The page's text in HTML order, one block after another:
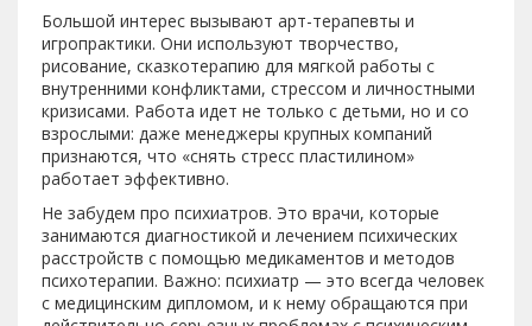
Большой интерес вызывают арт-терапевты и
игропрактики. Они используют творчество,
рисование, сказкотерапию для мягкой работы с
внутренними конфликтами, стрессом и личностными
кризисами. Работа идет не только с детьми, но и со
взрослыми: даже менеджеры крупных компаний
признаются, что «снять стресс пластилином»
работает эффективно.
Не забудем про психиатров. Это врачи, которые
занимаются диагностикой и лечением психических
расстройств с помощью медикаментов и методов
психотерапии. Важно: психиатр — это всегда человек
с медицинским дипломом, и к нему обращаются при